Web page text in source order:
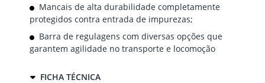
Mancais de alta durabilidade completamente
protegidos contra entrada de impurezas;
Barra de regulagens com diversas opções que
garantem agilidade no transporte e locomoção
FICHA TÉCNICA